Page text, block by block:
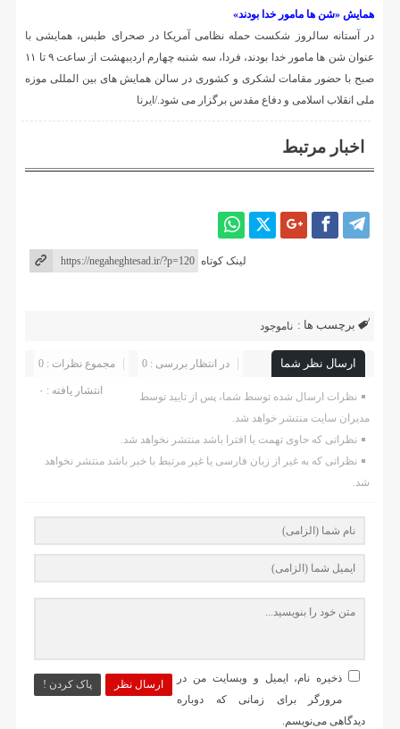
همایش «شن ها مامور خدا بودند»
در آستانه سالروز شکست حمله نظامی آمریکا در صحرای طبس، همایشی با
عنوان شن ها مامور خدا بودند، فردا، سه شنبه چهارم اردیبهشت از ساعت ۹ تا ۱۱
صبح با حضور مقامات لشکری و کشوری در سالن همایش های بین المللی موزه
ملی انقلاب اسلامی و دفاع مقدس برگزار می شود./ایرنا
اخبار مرتبط
لینک کوتاه
برچسب ها : ناموجود
ارسال نظر شما مجموع نظرات : 0 در انتظار بررسی : 0
انتشار یافته : ۰
نظرات ارسال شده توسط شما، پس از تایید توسط
مدیران سایت منتشر خواهد شد.
نظراتی که حاوی تهمت یا افترا باشد منتشر نخواهد شد.
نظراتی که به غیر از زبان فارسی یا غیر مرتبط با خبر باشد منتشر نخواهد
شد.
ارسال نظر پاک کردن !
ذخیره نام، ایمیل و وبسایت من در
مرورگر برای زمانی که دوباره
دیدگاهی می‌نویسم.